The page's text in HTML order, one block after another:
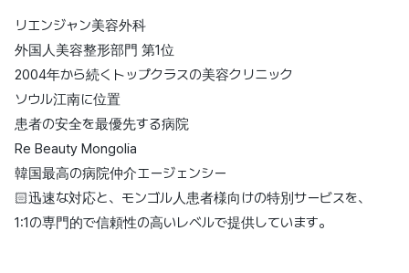
リエンジャン美容外科
外国人美容整形部門 第1位
2004年から続くトップクラスの美容クリニック
ソウル江南に位置
患者の安全を最優先する病院
Re Beauty Mongolia
韓国最高の病院仲介エージェンシー
🏻迅速な対応と、モンゴル人患者様向けの特別サービスを、
1:1の専門的で信頼性の高いレベルで提供しています。